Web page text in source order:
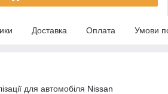
Доставка Оплата Умови
для автомобіля Nissan